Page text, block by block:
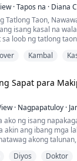
·Tapos na · Diana
Tatlong Taon,
isang kasal na
loob ng tatlong
kanyang halaga.
siya:
kaya umalis siya sa...
Kambal
Sapat para
· Nagpapatuloy ·
ako ng isang
akin ang ibang mga
akong
ako.Diyos Doktor